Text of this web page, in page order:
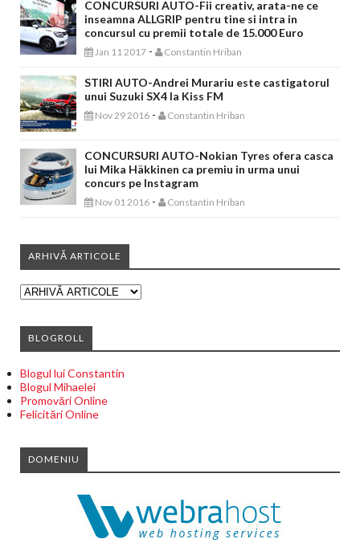
CONCURSURI AUTO-Fii creativ, arata-ne ce
inseamna ALLGRIP pentru tine si intra in
concursul cu premii totale de 15.000 Euro
Jan 11 2017 - Constantin Hriban
STIRI AUTO-Andrei Murariu este castigatorul
unui Suzuki SX4 la Kiss FM
Nov 29 2016 - Constantin Hriban
CONCURSURI AUTO-Nokian Tyres ofera casca
lui Mika Häkkinen ca premiu in urma unui
concurs pe Instagram
Nov 01 2016 - Constantin Hriban
ARHIVĂ ARTICOLE
BLOGROLL
Blogul lui Constantin
Blogul Mihaelei
Promovări Online
Felicitări Online
DOMENIU